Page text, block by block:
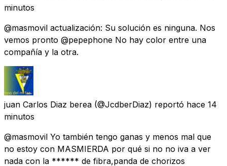
minutos
@masmovil actualización: Su solución es ninguna. Nos
vemos pronto @pepephone No hay color entre una
compañía y la otra.
juan Carlos Diaz berea (@JcdberDiaz) reportó hace 14
minutos
@masmovil Yo también tengo ganas y menos mal que
no estoy con MASMIERDA por qué si no no iva a ver
nada con la ****** de fibra,panda de chorizos